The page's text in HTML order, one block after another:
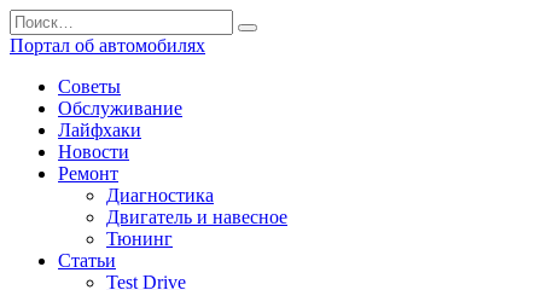
Перейти
к
содержанию
Search
for:
Портал об автомобилях
Советы
Обслуживание
Лайфхаки
Новости
Ремонт
Диагностика
Двигатель и навесное
Тюнинг
Статьи
Test Drive